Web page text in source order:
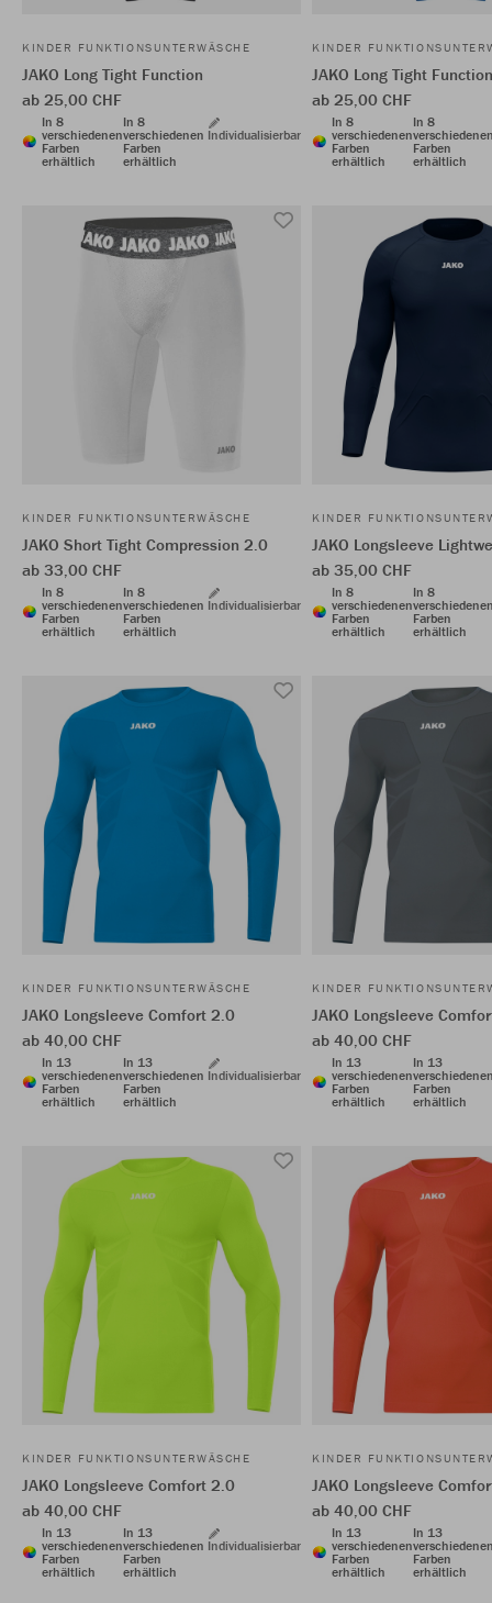
KINDER FUNKTIONSUNTERWÄSCHE
JAKO Long Tight Function
ab 25,00 CHF
In 8
verschiedenen
Farben
erhältlich
In 8
verschiedenen
Farben
erhältlich
Individualisierbar
KINDER
JAKO Long Tight Function
ab 25,00 CHF
In 8
verschiedenen
Farben
erhältlich
In 8
Farben
erhältlich
KINDER FUNKTIONSUNTERWÄSCHE
JAKO Short Tight Compression 2.0
ab 33,00 CHF
In 8
verschiedenen
Farben
erhältlich
In 8
verschiedenen
Farben
erhältlich
Individualisierbar
KINDER
JAKO Longsleeve
ab 35,00 CHF
In 8
verschiedenen
Farben
erhältlich
In 8
Farben
erhältlich
KINDER FUNKTIONSUNTERWÄSCHE
JAKO Longsleeve Comfort 2.0
ab 40,00 CHF
In 13
verschiedenen
Farben
erhältlich
In 13
verschiedenen
Farben
erhältlich
Individualisierbar
KINDER
JAKO Longsleeve
ab 40,00 CHF
In 13
verschiedenen
Farben
erhältlich
In 13
Farben
erhältlich
KINDER FUNKTIONSUNTERWÄSCHE
JAKO Longsleeve Comfort 2.0
ab 40,00 CHF
In 13
verschiedenen
Farben
erhältlich
In 13
verschiedenen
Farben
erhältlich
Individualisierbar
KINDER
JAKO Longsleeve
ab 40,00 CHF
In 13
verschiedenen
Farben
erhältlich
In 13
Farben
erhältlich